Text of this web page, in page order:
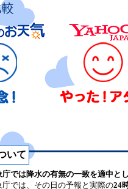
いて
庁では降水の有無の一致を適中とし
では、その日の予報と実際の24